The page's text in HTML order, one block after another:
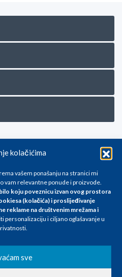
kolačićima
vašem ponašanju na stranici mi
vam relevantne ponude i proizvode.
koju poveznicu izvan ovog prostora
(kolačića) i proslijeđivanje
reklame na društvenim mrežama i
personalizaciju i ciljano oglašavanje u
sve
obratite nam se na
karaktera i podložne su
u Eurima i uključuju PDV. Sve
Trudimo se dati što bolji
možemo garantirati da su svi